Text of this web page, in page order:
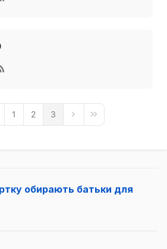
Page
1 2 3 Next PageLast Page
обирають батьки для